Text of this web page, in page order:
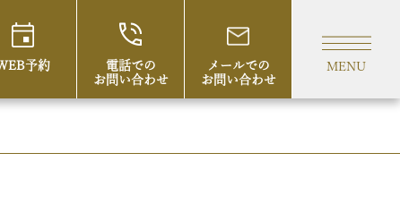
予約
電話での
お問い合わせ
メールでの
お問い合わせ
MENU
LINEpay/ auPAY/ We chat pay/ iD/ 交通系） ご利用頂けます